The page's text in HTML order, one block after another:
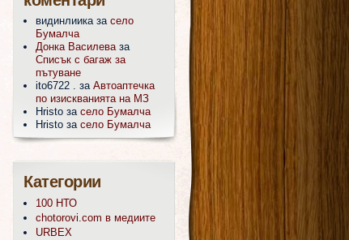
видинлииказа село
Бумалча
Донка Василеваза
Списък с багаж за
пътуване
ito6722 . за Автоаптечка
по изискванията на МЗ
Hristo за село Бумалча
Hristo за село Бумалча
Категории
100 НТО
chotorovi.com в медиите
URBEX